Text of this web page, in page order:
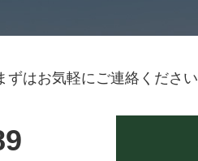
ずはお気軽にご連絡ください